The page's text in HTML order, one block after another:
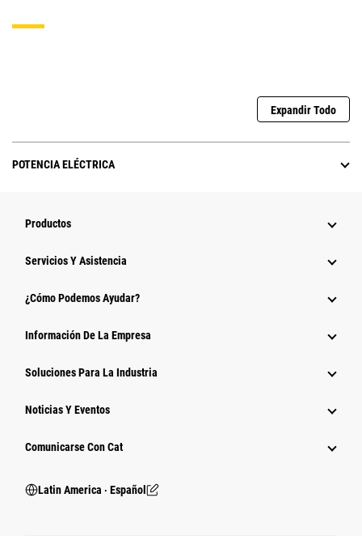
Expandir Todo
POTENCIA ELÉCTRICA
Productos
Servicios Y Asistencia
¿Cómo Podemos Ayudar?
Información De La Empresa
Soluciones Para La Industria
Noticias Y Eventos
Comunicarse Con Cat
Latin America ‧ Español